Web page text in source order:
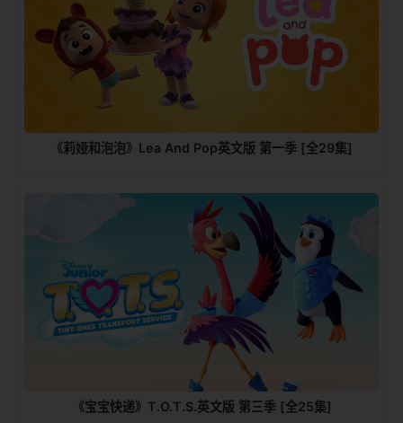
《莉娅和泡泡》Lea And Pop英文版 第一季 [全29集]
《宝宝快递》T.O.T.S.英文版 第三季 [全25集]